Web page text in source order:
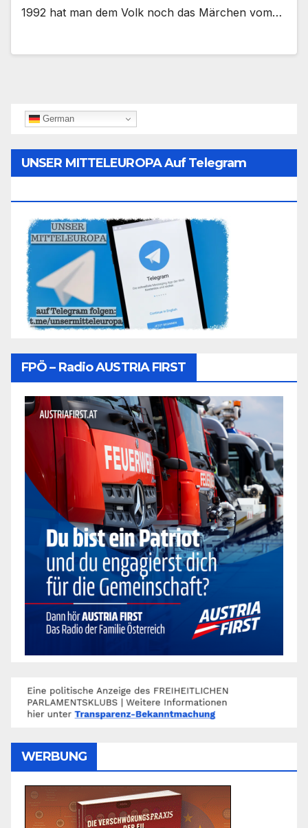
1992 hat man dem Volk noch das Märchen vom…
German
UNSER MITTELEUROPA Auf Telegram
FPÖ – Radio AUSTRIA FIRST
WERBUNG